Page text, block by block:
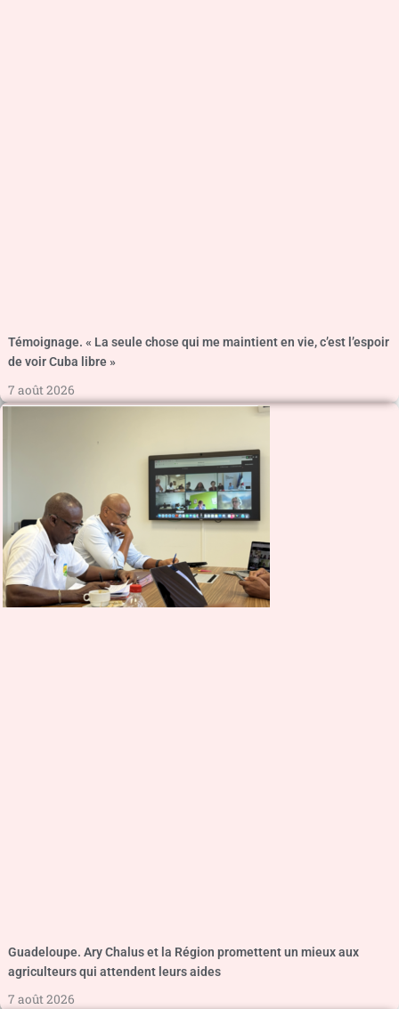
Témoignage. « La seule chose qui me maintient en vie, c’est l’espoir
de voir Cuba libre »
7 août 2026
Guadeloupe. Ary Chalus et la Région promettent un mieux aux
agriculteurs qui attendent leurs aides
7 août 2026